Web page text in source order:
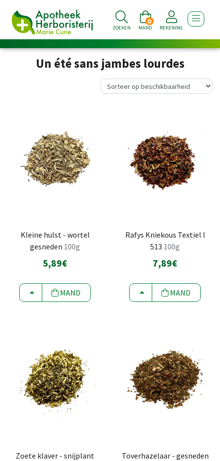
ZOEKEN MAND
0
REKENING TOON
Un été sans jambes lourdes
Kleine hulst - wortel
gesneden 100g
5,89€
KIEZEN MAND
Rafys Kniekous Textiel l
513 100g
7,89€
KIEZEN MAND
Zoete klaver - snijplant
Toverhazelaar - gesneden